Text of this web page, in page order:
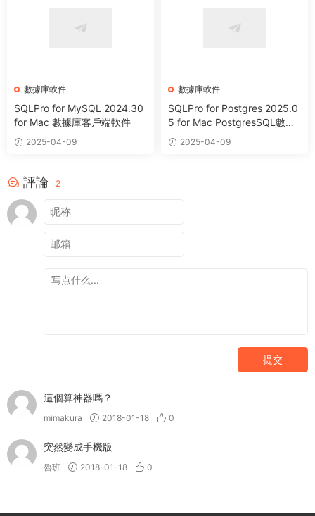
數據庫軟件
SQLPro for MySQL 2024.30
for Mac 數據庫客戶端軟件
2025-04-09
數據庫軟件
SQLPro for Postgres 2025.0
5 for Mac PostgresSQL數據
庫客戶端
2025-04-09
評論 2
提交
這個算神器嗎？
mimakura 2018-01-18 0
突然變成手機版
魯班 2018-01-18 0